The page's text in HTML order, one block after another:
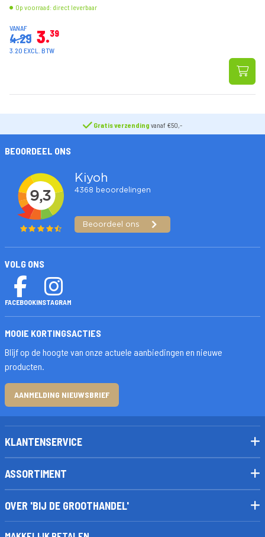
Op voorraad: direct leverbaar
VANAF
4.29 3 39
3.20 EXCL. BTW
Gratis verzending vanaf €50,-
BEOORDEEL ONS
VOLG ONS
FACEBOOKINSTAGRAM
MOOIE KORTINGSACTIES
Blijf op de hoogte van onze actuele aanbiedingen en nieuwe
producten.
AANMELDING NIEUWSBRIEF
KLANTENSERVICE
ASSORTIMENT
OVER 'BIJ DE GROOTHANDEL'